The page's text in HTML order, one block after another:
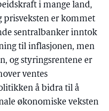
i mange land,
prisveksten er kommet
sentralbanker inntok
til inflasjonen, men
og styringsrentene er
ventes
å bidra til å
økonomiske veksten